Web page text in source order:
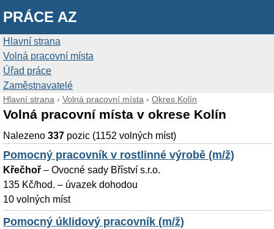
PRÁCE AZ
Hlavní strana
Volná pracovní místa
Úřad práce
Zaměstnavatelé
Hlavní strana › Volná pracovní místa › Okres Kolín
Volná pracovní místa v okrese Kolín
Nalezeno 337 pozic (1152 volných míst)
Pomocný pracovník v rostlinné výrobě (m/ž)
Křečhoř – Ovocné sady Bříství s.r.o.
135 Kč/hod. – úvazek dohodou
10 volných míst
Pomocný úklidový pracovník (m/ž)